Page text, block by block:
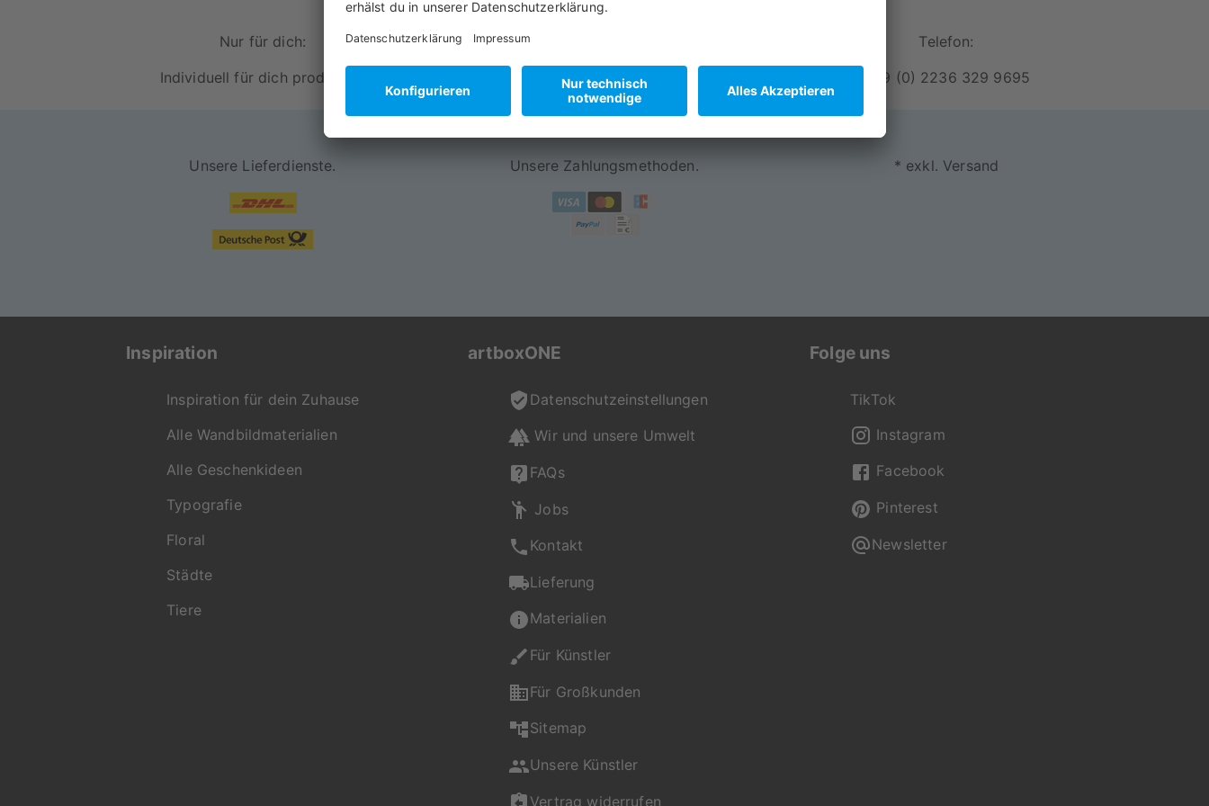
Nur für dich:
Individuell für dich produziert
service@artboxone.de
Telefon:
+49 (0) 2236 329 9695
Unsere Lieferdienste. Unsere Zahlungsmethoden. * exkl. Versand
Inspiration
Inspiration für dein Zuhause
Alle Wandbildmaterialien
Alle Geschenkideen
Typografie
Floral
Städte
Tiere
artboxONE
Datenschutzeinstellungen
Wir und unsere Umwelt
FAQs
Jobs
Kontakt
Lieferung
Materialien
Für Künstler
Für Großkunden
Sitemap
Unsere Künstler
Vertrag widerrufen
Folge uns
TikTok
Instagram
Facebook
Pinterest
Newsletter